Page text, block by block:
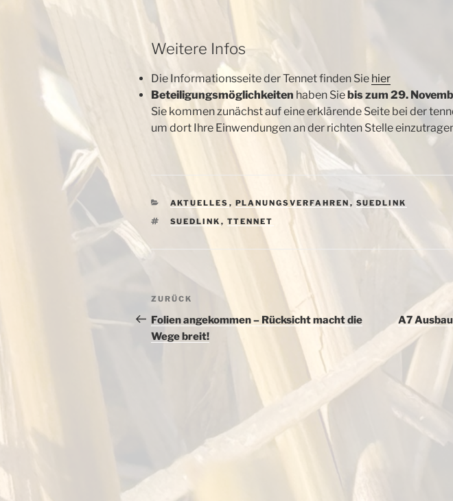
Weitere Infos
Die Informationsseite der Tennet finden Sie hier
Beteiligungsmöglichkeiten haben Siebis zum 29.
Sie kommen zunächst auf eine erklärende Seite bei der
um dort Ihre Einwendungen an der richten Stelle
KATEGORIEN
AKTUELLES , PLANUNGSVERFAHREN , SUEDLINK
SCHLAGWÖRTER
SUEDLINK , TTENNET
Beitragsnavigation
Vorheriger
Beitrag
ZURÜCK
Folien angekommen – Rücksicht macht die
Wege breit!
A7